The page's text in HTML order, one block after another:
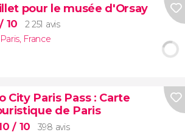
pour le musée d'Orsay
/ 10
2 251 avis
Paris, France
City Paris Pass : Carte
de Paris
/ 10
398 avis